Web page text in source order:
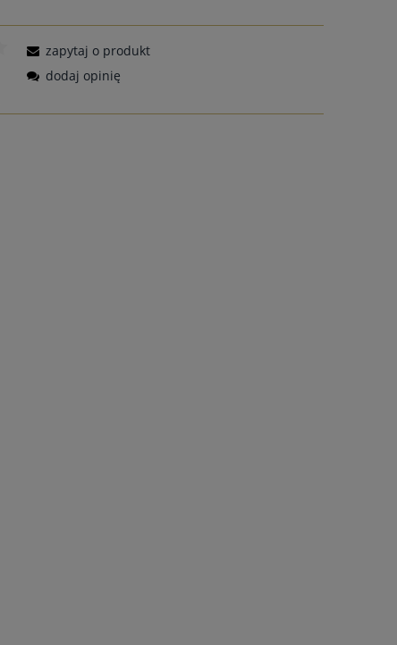
zapytaj o produkt
dodaj opinię